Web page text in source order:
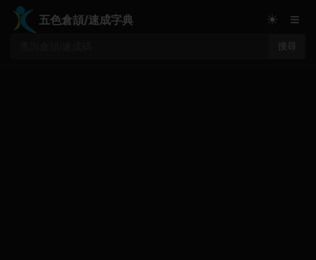
五色倉頡/速成字典
搜尋
☀ ≡